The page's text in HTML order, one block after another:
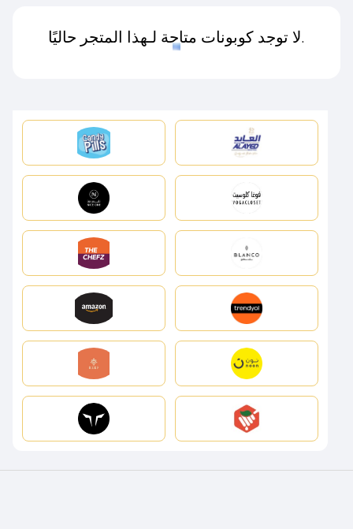
لا توجد كوبونات متاحة لـهذا المتجر حاليًا.